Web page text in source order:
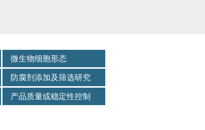
微生物细胞形态
防腐剂添加及筛选研究
产品质量或稳定性控制